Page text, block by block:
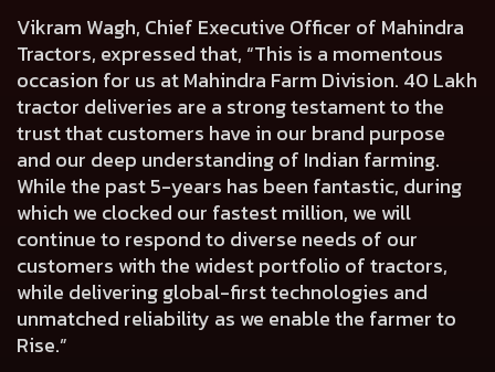
Vikram Wagh, Chief Executive Officer of Mahindra
Tractors, expressed that, “This is a momentous
occasion for us at Mahindra Farm Division. 40 Lakh
tractor deliveries are a strong testament to the
trust that customers have in our brand purpose
and our deep understanding of Indian farming.
While the past 5-years has been fantastic, during
which we clocked our fastest million, we will
continue to respond to diverse needs of our
customers with the widest portfolio of tractors,
while delivering global-first technologies and
unmatched reliability as we enable the farmer to
Rise.”